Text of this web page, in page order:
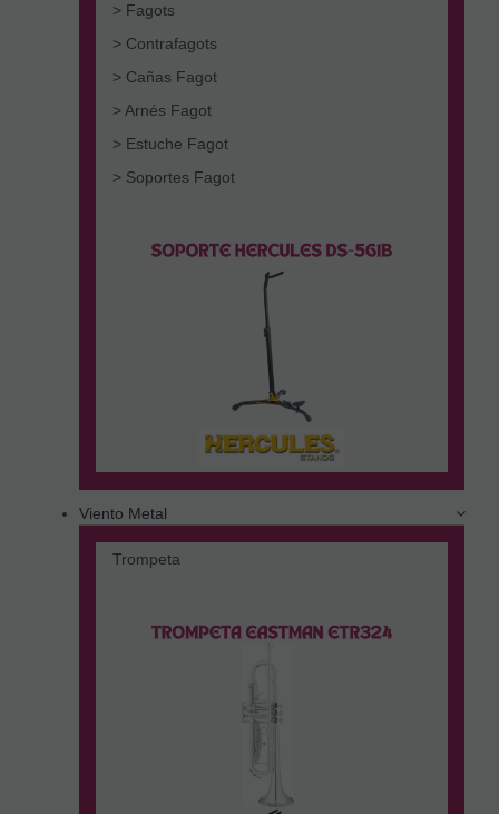
> Fagots
> Contrafagots
> Cañas Fagot
> Arnés Fagot
> Estuche Fagot
> Soportes Fagot
Viento Metal
Trompeta